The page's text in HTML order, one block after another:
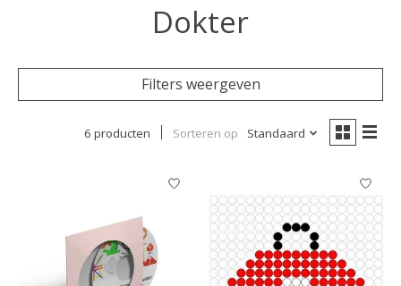
Dokter
Filters weergeven
6 producten Sorteren op Standaard